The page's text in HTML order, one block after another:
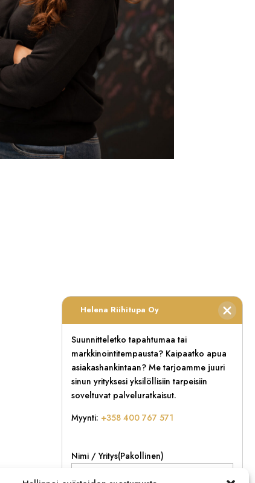
Helena Riihitupa Oy
Suunnitteletko tapahtumaa tai
markkinointitempausta? Kaipaatko apua
asiakashankintaan? Me tarjoamme juuri
sinun yrityksesi yksilöllisiin tarpeisiin
soveltuvat palveluratkaisut.
Myynti: +358 400 767 571
Nimi / Yritys(Pakollinen)